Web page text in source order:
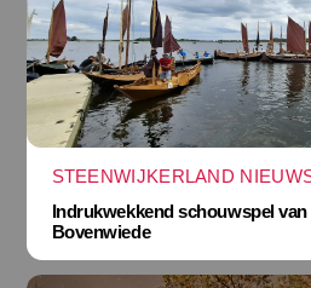
STEENWIJKERLAND
Indrukwekkend schouwspel
Bovenwiede